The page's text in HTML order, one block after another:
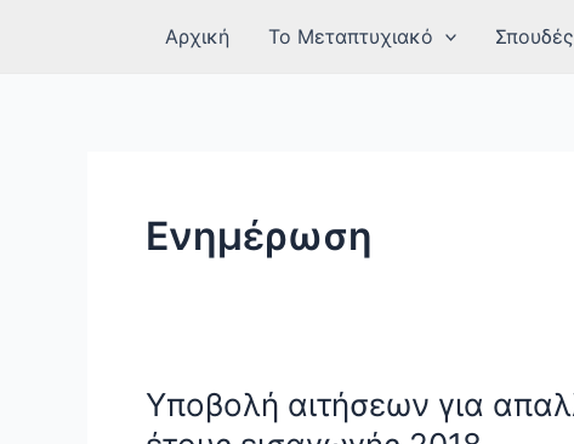
Αρχική Το Μεταπτυχιακό Σπουδές
Ενημέρωση
Υποβολή αιτήσεων για
Υποβολή
αιτήσεων
pagination